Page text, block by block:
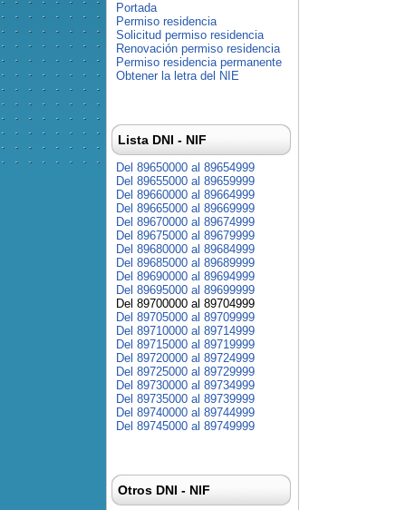
Portada
Permiso residencia
Solicitud permiso residencia
Renovación permiso residencia
Permiso residencia permanente
Obtener la letra del NIE
Lista DNI - NIF
Del 89650000 al 89654999
Del 89655000 al 89659999
Del 89660000 al 89664999
Del 89665000 al 89669999
Del 89670000 al 89674999
Del 89675000 al 89679999
Del 89680000 al 89684999
Del 89685000 al 89689999
Del 89690000 al 89694999
Del 89695000 al 89699999
Del 89700000 al 89704999
Del 89705000 al 89709999
Del 89710000 al 89714999
Del 89715000 al 89719999
Del 89720000 al 89724999
Del 89725000 al 89729999
Del 89730000 al 89734999
Del 89735000 al 89739999
Del 89740000 al 89744999
Del 89745000 al 89749999
Otros DNI - NIF